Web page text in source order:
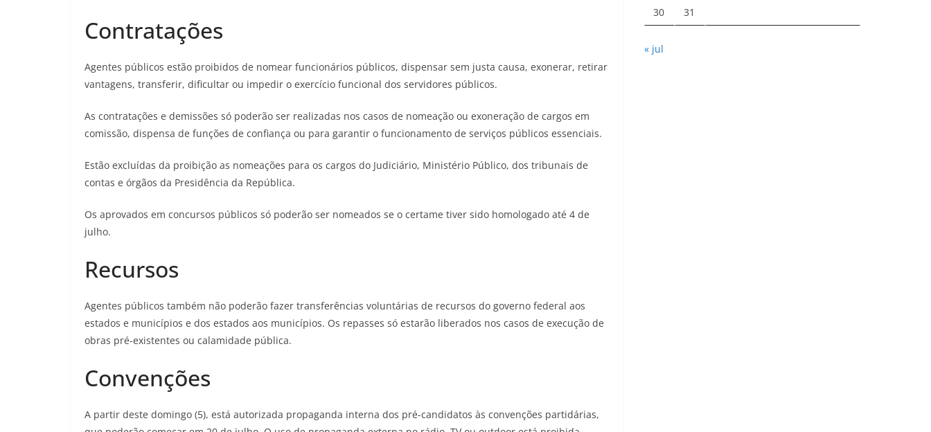
Contratações
Agentes públicos estão proibidos de nomear funcionários públicos, dispensar sem justa causa, exonerar, retirar
vantagens, transferir, dificultar ou impedir o exercício funcional dos servidores públicos.
As contratações e demissões só poderão ser realizadas nos casos de nomeação ou exoneração de cargos em
comissão, dispensa de funções de confiança ou para garantir o funcionamento de serviços públicos essenciais.
Estão excluídas da proibição as nomeações para os cargos do Judiciário, Ministério Público, dos tribunais de
contas e órgãos da Presidência da República.
Os aprovados em concursos públicos só poderão ser nomeados se o certame tiver sido homologado até 4 de
julho.
Recursos
Agentes públicos também não poderão fazer transferências voluntárias de recursos do governo federal aos
estados e municípios e dos estados aos municípios. Os repasses só estarão liberados nos casos de execução de
obras pré-existentes ou calamidade pública.
Convenções
A partir deste domingo (5), está autorizada propaganda interna dos pré-candidatos às convenções partidárias,
30 31
« jul